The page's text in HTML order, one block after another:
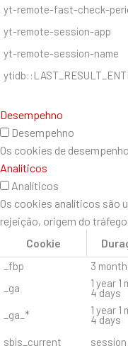
yt-remote-fast-check-
yt-remote-session-app
yt-remote-session-name
Desempehno
Desempehno
Os cookies de
Analíticos
Analíticos
Os cookies analíticos são
rejeição, origem do
Cookie
_fbp 3
_ga
1 year 1
4 days
_ga_*
1 year 1
4 days
sbjs_current session